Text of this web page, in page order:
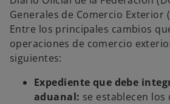
s
a
a
a
e
s
a
a
a
e
s
a
ñ
a
a
Generales de Comercio Exterior
Entre los principales cambios
operaciones de comercio
siguientes:
Expediente que debe
aduanal: se establecen